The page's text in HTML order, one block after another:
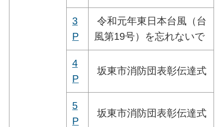
3
P
令和元年東日本台風（台
風第19号）を忘れないで
4
P
坂東市消防団表彰伝達式
5
P
坂東市消防団表彰伝達式